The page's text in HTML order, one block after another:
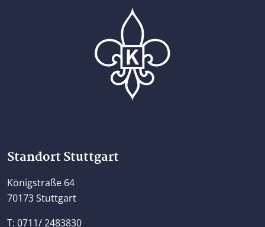
Standort Stuttgart
Königstraße 64
70173 Stuttgart
T: 0711/ 2483830
Home